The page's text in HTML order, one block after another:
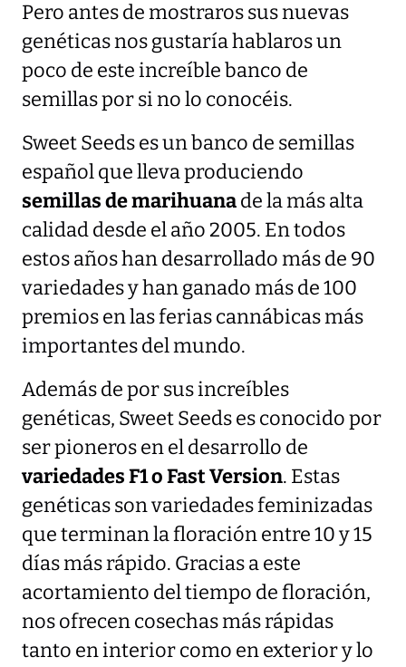
Pero antes de mostraros sus nuevas
genéticas nos gustaría hablaros un
poco de este increíble banco de
semillas por si no lo conocéis.
Sweet Seeds es un banco de semillas
español que lleva produciendo
semillas de marihuanade la más alta
calidad desde el año 2005. En todos
estos años han desarrollado más de 90
variedades y han ganado más de 100
premios en las ferias cannábicas más
importantes del mundo.
Además de por sus increíbles
genéticas, Sweet Seeds es conocido por
ser pioneros en el desarrollo de
variedades F1 o Fast Version. Estas
genéticas son variedades feminizadas
que terminan la floración entre 10 y 15
días más rápido. Gracias a este
acortamiento del tiempo de floración,
nos ofrecen cosechas más rápidas
tanto en interior como en exterior y lo